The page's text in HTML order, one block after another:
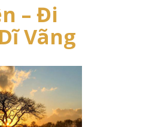
– Đi
Vãng